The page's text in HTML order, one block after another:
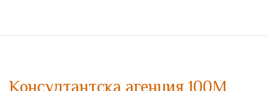
Консултантска агенция 100M